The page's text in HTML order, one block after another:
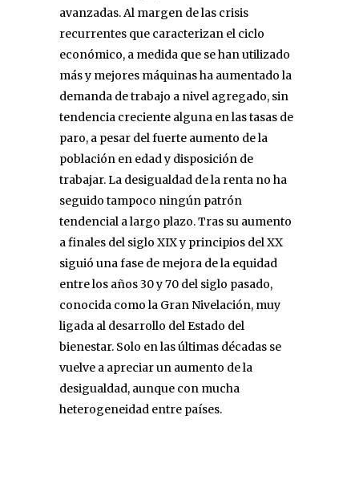
avanzadas. Al margen de las crisis
recurrentes que caracterizan el ciclo
económico, a medida que se han utilizado
más y mejores máquinas ha aumentado la
demanda de trabajo a nivel agregado, sin
tendencia creciente alguna en las tasas de
paro, a pesar del fuerte aumento de la
población en edad y disposición de
trabajar. La desigualdad de la renta no ha
seguido tampoco ningún patrón
tendencial a largo plazo. Tras su aumento
a finales del siglo XIX y principios del XX
siguió una fase de mejora de la equidad
entre los años 30 y 70 del siglo pasado,
conocida como la Gran Nivelación, muy
ligada al desarrollo del Estado del
bienestar. Solo en las últimas décadas se
vuelve a apreciar un aumento de la
desigualdad, aunque con mucha
heterogeneidad entre países.